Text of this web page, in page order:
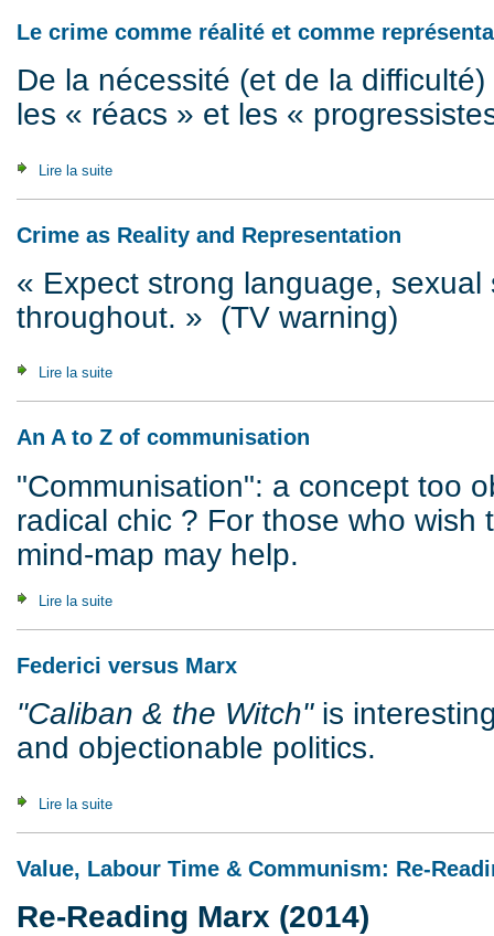
Le crime comme réalité et comme
De la nécessité (et de la
les « réacs » et les «
Lire la suite
Crime as Reality and Representation
« Expect strong language,
throughout. » (TV warning)
Lire la suite
An A to Z of communisation
"Communisation": a concept too
radical chic ? For those who wish
mind-map may help.
Lire la suite
Federici versus Marx
"Caliban & the Witch"is
and objectionable politics.
Lire la suite
Value, Labour Time & Communism: Re-
Re-Reading Marx (2014)